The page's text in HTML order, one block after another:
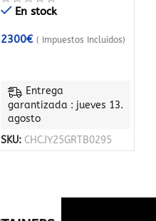
En stock
2300€ ( Impuestos Incluidos)
Entrega
garantizada : jueves 13.
agosto
SKU: CHCJY25GRTB0295